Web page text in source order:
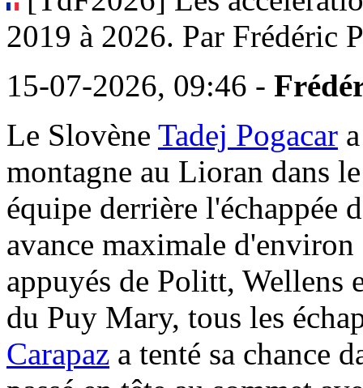
2019 à 2026. Par Frédéric
15-07-2026, 09:46 -
Le Slovène Tadej Pogacar
montagne au Lioran dans
équipe derrière l'échappée
avance maximale
appuyés de Politt, Wellens
du Puy Mary, tous les
Carapaz a tenté sa chance